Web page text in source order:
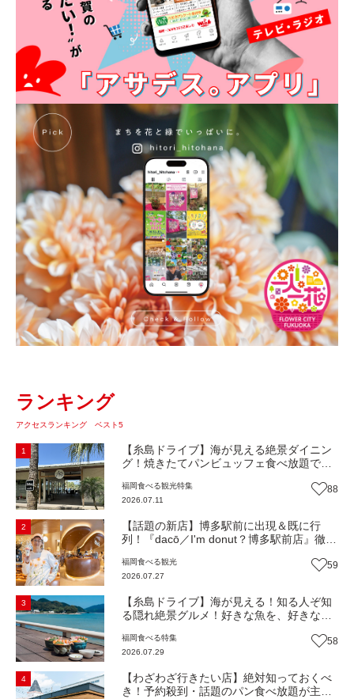
ランキング
アクセスランキング ベスト5
1
【糸島ドライブ】海が見える絶景ダイニン
グ！焼きたてパンビュッフェ食べ放題で大
Beach Cafe』（福岡・糸島市）【まち歩
き】
福岡食べる観光特集
2026.07.11
88
2
【話題の新店】博多駅前に出現＆既に行
列！『dacō／I'm donut？博多駅前店』徹底
しみ方＆イチオシメニューも紹介！（福岡
市博多区）【まち歩き】
福岡食べる観光
2026.07.27
59
3
【糸島ドライブ】海が見える！知る人ぞ知
る隠れ絶景グルメ！好きな魚を、好きなだ
堂』（福岡市西区）【まち歩き】
福岡食べる特集
2026.07.29
58
4
【わざわざ行きたい店】絶対知っておくべ
き！予約殺到・話題のパン食べ放題が主